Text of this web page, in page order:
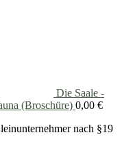
Die Saale -
(Broschüre) 0,00 €
nach §19